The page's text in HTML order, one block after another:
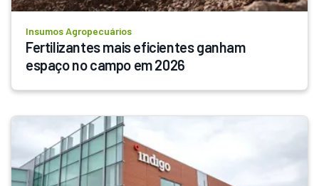
Insumos Agropecuários
Fertilizantes mais eficientes ganham
espaço no campo em 2026